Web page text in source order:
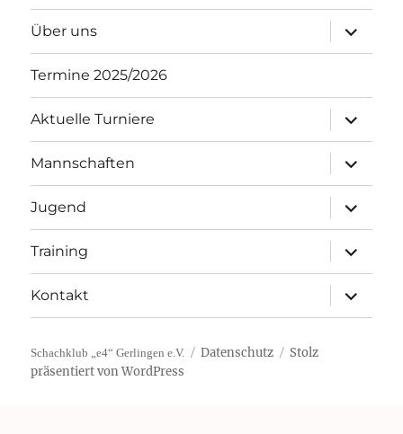
Über uns
öffnen
Termine 2025/2026
Aktuelle Turniere
öffnen
Mannschaften
öffnen
Jugend
öffnen
Training
öffnen
Kontakt
öffnen
Schachklub „e4“ Gerlingen e.V. Datenschutz
Stolz
präsentiert von WordPress